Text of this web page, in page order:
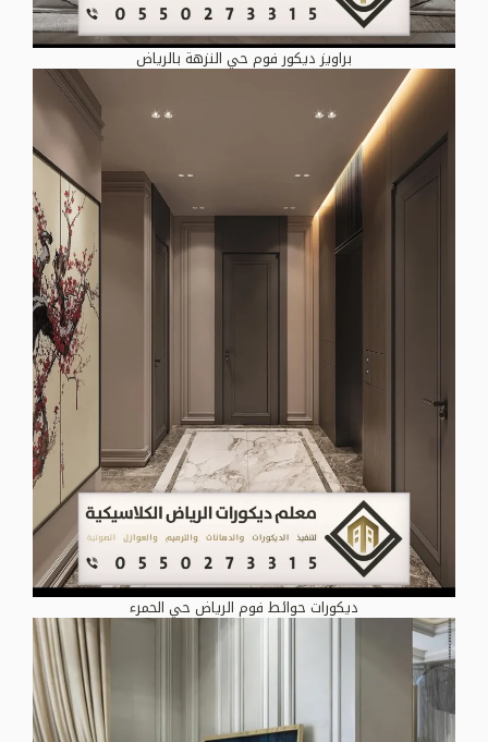
براويز ديكور فوم حي النزهة بالرياض
ديكورات حوائط فوم الرياض حي الحمرء